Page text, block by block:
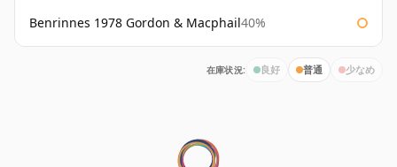
Benrinnes 1978 Gordon & Macphail40%
在庫状況: 良好 普通 少なめ